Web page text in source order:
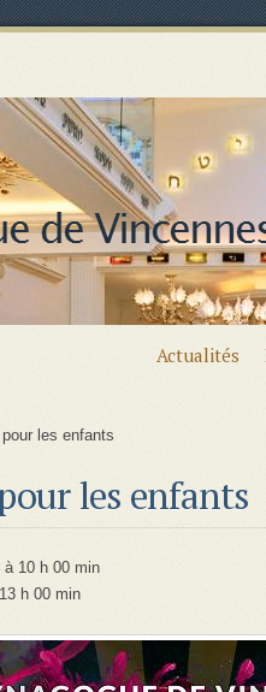
Actualités
les enfants
les enfants
à 10 h 00 min
h 00 min